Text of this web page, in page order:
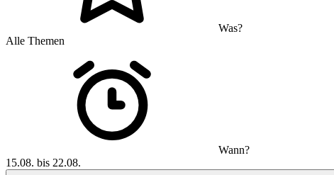
Was?
Alle Themen
Wann?
15.08. bis 22.08.